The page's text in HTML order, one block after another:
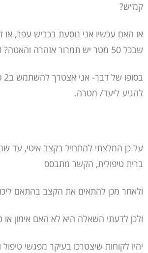
קמ״ש?
או האם עכשיו אני נוסעת בכביש עפר,
שבכל 50 מטר יש תמרור אזהרה והאטה? 30 קמ״ש?
להגיע ליעד/ מטרה.
על כן המלצתי להתחיל בקצב איטי, עד
ברית טיפולית, הקשר מתבסס
ולאחר מכן להתאים את הקצב בהתאם
ולכן לדעתי השאלה היא לא האם אימון או
יהיו לקוחות שיצטרכו בעיקר מפגשי